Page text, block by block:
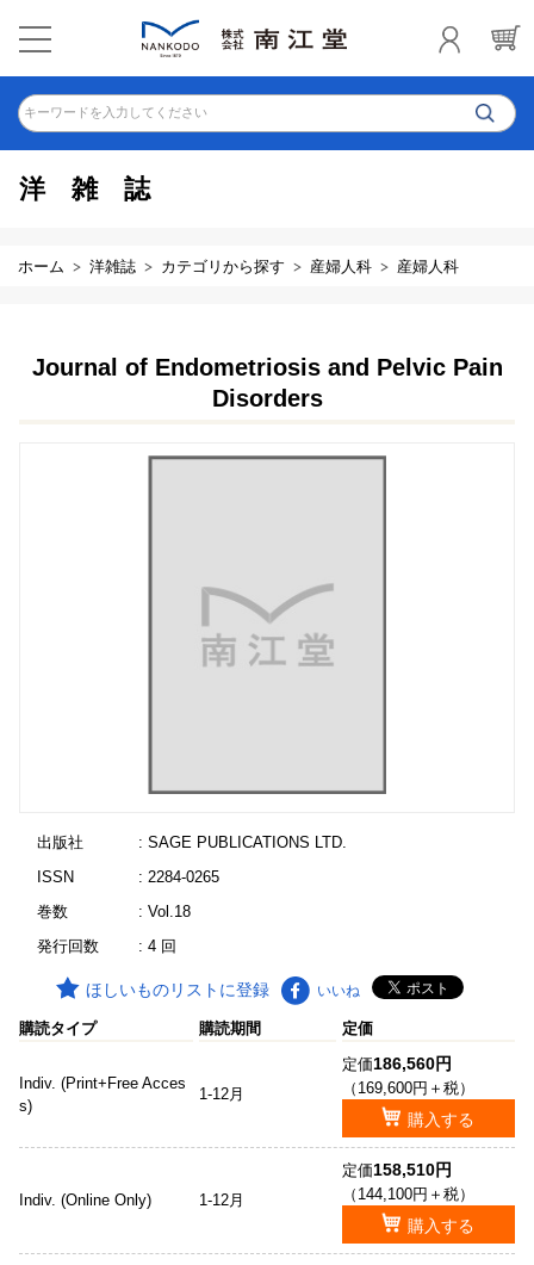
キーワードを入力してください
洋雑誌
ホーム 洋雑誌 カテゴリから探す 産婦人科 産婦人科
Journal of Endometriosis and Pelvic Pain
Disorders
出版社
: SAGE PUBLICATIONS LTD.
ISSN
: 2284-0265
巻数
: Vol.18
発行回数
: 4 回
ほしいものリストに登録 いいね
購読タイプ 購読期間 定価
Indiv. (Print+Free Acces
s)
1-12月
定価186,560円
（169,600円＋税）
購入する
Indiv. (Online Only) 1-12月
定価158,510円
（144,100円＋税）
購入する